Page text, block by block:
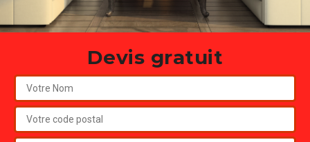
Devis gratuit